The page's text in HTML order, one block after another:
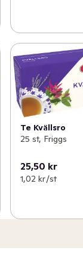
Te Kvällsro
25 st, Friggs
25,50 kr
1,02 kr /st